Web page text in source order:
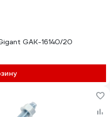
GAK-16140/20